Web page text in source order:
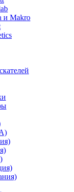
и Makro